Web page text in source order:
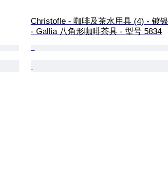
Christofle - 咖啡及茶水用具 (4) - 镀银
- Gallia 八角形咖啡茶具 - 型号 5834